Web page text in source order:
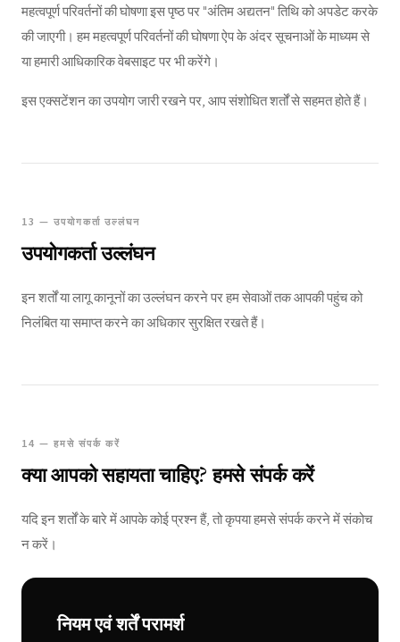
महत्वपूर्ण परिवर्तनों की घोषणा इस पृष्ठ पर "अंतिम अद्यतन" तिथि को अपडेट करके
की जाएगी। हम महत्वपूर्ण परिवर्तनों की घोषणा ऐप के अंदर सूचनाओं के माध्यम से
या हमारी आधिकारिक वेबसाइट पर भी करेंगे।
इस एक्सटेंशन का उपयोग जारी रखने पर, आप संशोधित शर्तों से सहमत होते हैं।
13 — उपयोगकर्ता उल्लंघन
उपयोगकर्ता उल्लंघन
इन शर्तों या लागू कानूनों का उल्लंघन करने पर हम सेवाओं तक आपकी पहुंच को
निलंबित या समाप्त करने का अधिकार सुरक्षित रखते हैं।
14 — हमसे संपर्क करें
क्या आपको सहायता चाहिए? हमसे संपर्क करें
यदि इन शर्तों के बारे में आपके कोई प्रश्न हैं, तो कृपया हमसे संपर्क करने में संकोच
न करें।
नियम एवं शर्तें परामर्श